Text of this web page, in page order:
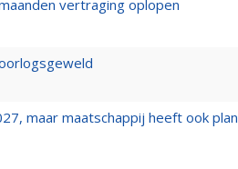
vertraging oplopen
maar maatschappij heeft ook plan